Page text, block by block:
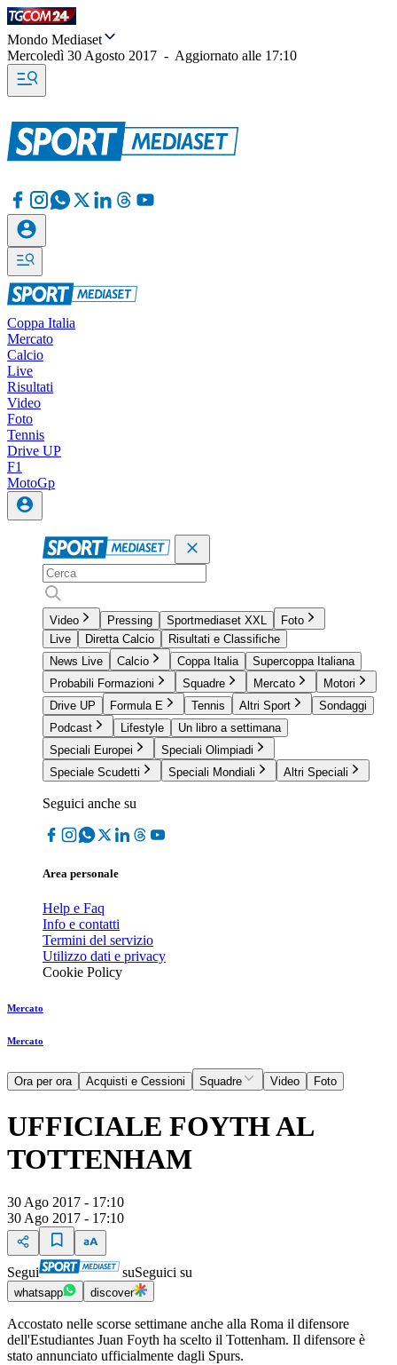
Mondo Mediaset
Mercoledì 30 Agosto 2017 - Aggiornato alle 17:10
Coppa Italia
Mercato
Calcio
Live
Risultati
Video
Foto
Tennis
Drive UP
F1
MotoGp
Video Pressing Sportmediaset XXL
Foto
Live
Diretta Calcio
Risultati e Classifiche
News Live
Calcio Coppa Italia
Supercoppa Italiana
Probabili Formazioni
Squadre Mercato
Motori
Drive UP
Formula E Tennis Altri Sport
Sondaggi
Podcast
Lifestyle
Un libro a settimana
Speciali Europei
Speciali Olimpiadi
Speciale Scudetti
Speciali Mondiali Altri Speciali
Seguici anche su
Area personale
Help e Faq
Info e contatti
Termini del servizio
Utilizzo dati e privacy
Cookie Policy
Mercato
Mercato
Ora per ora Acquisti e Cessioni Squadre Video Foto
UFFICIALE FOYTH AL
TOTTENHAM
30 Ago 2017 - 17:10
30 Ago 2017 - 17:10
Segui suSeguici su
whatsapp discover
Accostato nelle scorse settimane anche alla Roma il difensore
dell'Estudiantes Juan Foyth ha scelto il Tottenham. Il difensore è
stato annunciato ufficialmente dagli Spurs.